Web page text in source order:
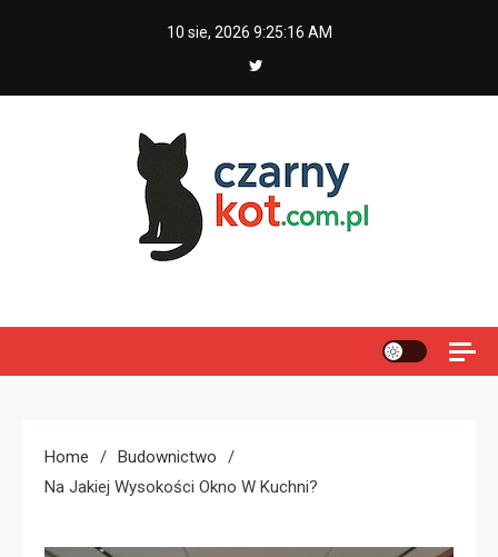
10 sie, 2026 9:25:17 AM
Home
Budownictwo
Na Jakiej Wysokości Okno W Kuchni?